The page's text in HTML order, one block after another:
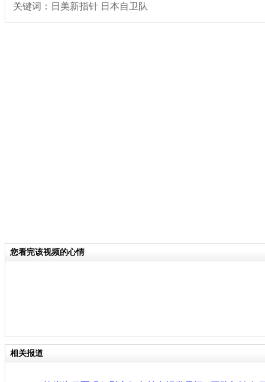
关键词：日美新指针 日本自卫队
您看完该视频的心情
相关报道